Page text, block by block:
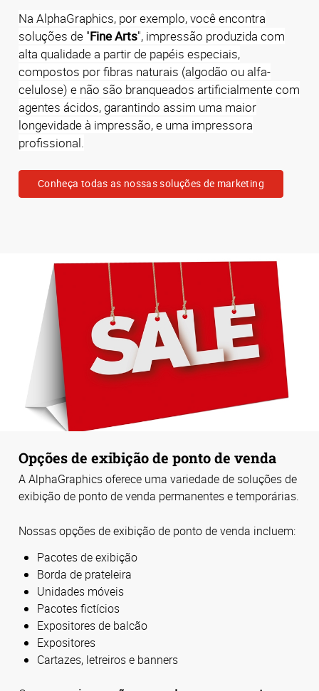
Na AlphaGraphics, por exemplo, você encontra
soluções de "Fine Arts", impressão produzida com
alta qualidade a partir de papéis especiais,
compostos por fibras naturais (algodão ou alfa-
celulose) e não são branqueados artificialmente com
agentes ácidos, garantindo assim uma maior
longevidade à impressão, e uma impressora
profissional.
Conheça todas as nossas soluções de marketing
Opções de exibição de ponto de venda
A AlphaGraphics oferece uma variedade de soluções de
exibição de ponto de venda permanentes e temporárias.
Nossas opções de exibição de ponto de venda incluem:
Pacotes de exibição
Borda de prateleira
Unidades móveis
Pacotes fictícios
Expositores de balcão
Expositores
Cartazes, letreiros e banners